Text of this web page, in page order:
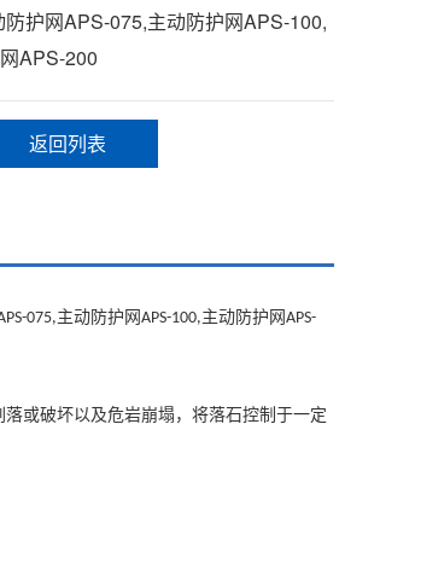
护网APS-075,主动防护网APS-100,
APS-200
返回列表
075,主动防护网APS-100,主动防护网APS-
或破坏以及危岩崩塌，将落石控制于一定